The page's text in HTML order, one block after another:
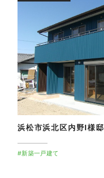
浜松市浜北区内野I様邸
#新築一戸建て